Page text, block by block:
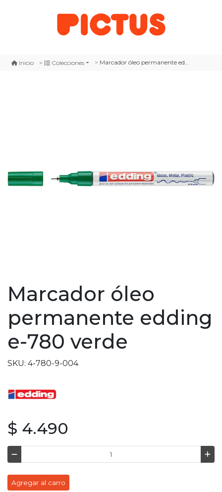
Inicio Colecciones Marcador óleo permanente edding e-780 verde
Marcador óleo
permanente edding
e-780 verde
SKU: 4-780-9-004
$ 4.490
Agregar al carro